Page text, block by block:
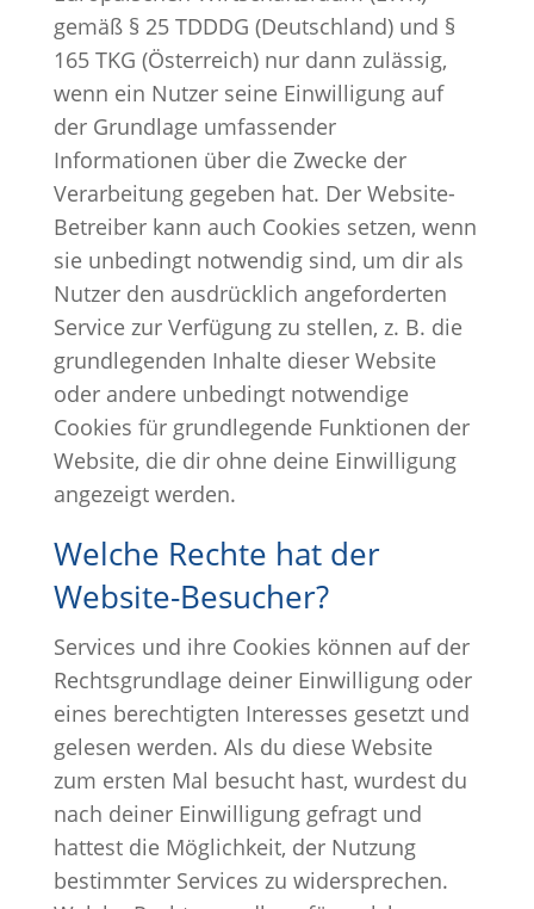
gemäß § 25 TDDDG (Deutschland) und §
165 TKG (Österreich) nur dann zulässig,
wenn ein Nutzer seine Einwilligung auf
der Grundlage umfassender
Informationen über die Zwecke der
Verarbeitung gegeben hat. Der Website-
Betreiber kann auch Cookies setzen, wenn
sie unbedingt notwendig sind, um dir als
Nutzer den ausdrücklich angeforderten
Service zur Verfügung zu stellen, z. B. die
grundlegenden Inhalte dieser Website
oder andere unbedingt notwendige
Cookies für grundlegende Funktionen der
Website, die dir ohne deine Einwilligung
angezeigt werden.
Welche Rechte hat der
Website-Besucher?
Services und ihre Cookies können auf der
Rechtsgrundlage deiner Einwilligung oder
eines berechtigten Interesses gesetzt und
gelesen werden. Als du diese Website
zum ersten Mal besucht hast, wurdest du
nach deiner Einwilligung gefragt und
hattest die Möglichkeit, der Nutzung
bestimmter Services zu widersprechen.